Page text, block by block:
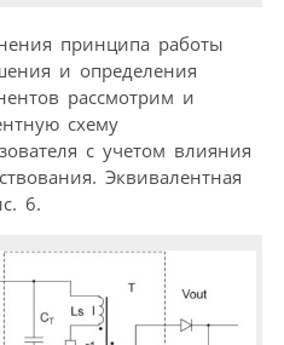
принципа работы
и определения
рассмотрим и
схему
с учетом влияния
Эквивалентная
6.